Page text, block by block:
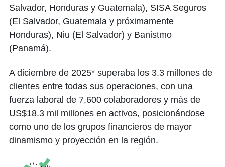
Salvador, Honduras y Guatemala), SISA Seguros
(El Salvador, Guatemala y próximamente
Honduras), Niu (El Salvador) y Banistmo
(Panamá).
A diciembre de 2025* superaba los 3.3 millones de
clientes entre todas sus operaciones, con una
fuerza laboral de 7,600 colaboradores y más de
US$18.3 mil millones en activos, posicionándose
como uno de los grupos financieros de mayor
dinamismo y proyección en la región.